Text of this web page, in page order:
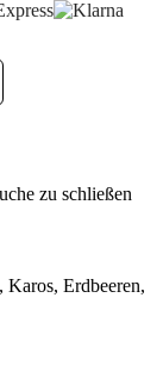
zu schließen
Karos, Erdbeeren,